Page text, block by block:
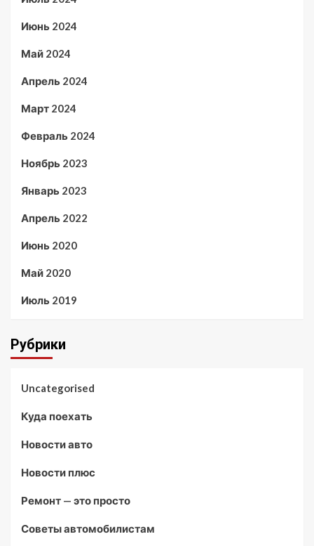
Июнь 2024
Май 2024
Апрель 2024
Март 2024
Февраль 2024
Ноябрь 2023
Январь 2023
Апрель 2022
Июнь 2020
Май 2020
Июль 2019
Рубрики
Uncategorised
Куда поехать
Новости авто
Новости плюс
Ремонт — это просто
Советы автомобилистам